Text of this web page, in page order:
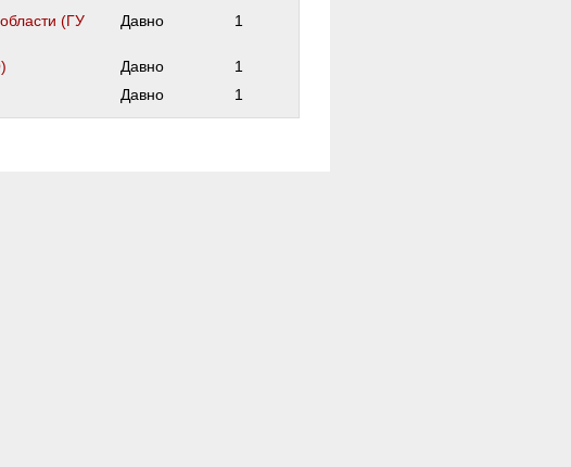
(ГУ
Давно 1
Давно
1
Давно 1